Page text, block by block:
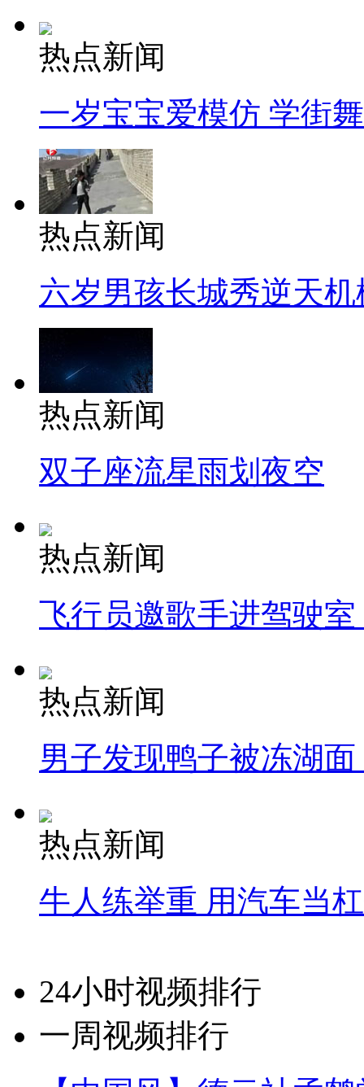
热点新闻
一岁宝宝爱模仿 学街
热点新闻
六岁男孩长城秀逆天机
热点新闻
双子座流星雨划夜空
热点新闻
飞行员邀歌手进驾驶
热点新闻
男子发现鸭子被冻湖
热点新闻
牛人练举重 用汽车当
24小时视频排行
一周视频排行